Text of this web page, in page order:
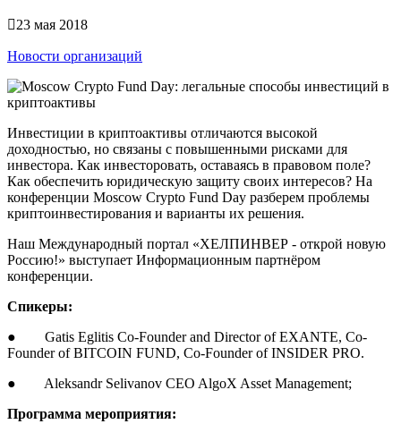
23 мая 2018
Новости организаций
Инвестиции в криптоактивы отличаются высокой
доходностью, но связаны с повышенными рисками для
инвестора. Как инвесторовать, оставаясь в правовом поле?
Как обеспечить юридическую защиту своих интересов? На
конференции Moscow Crypto Fund Day разберем проблемы
криптоинвестирования и варианты их решения.
Наш Международный портал «ХЕЛПИНВЕР - открой новую
Россию!» выступает Информационным партнёром
конференции.
Спикеры:
● Gatis Eglitis Co-Founder and Director of EXANTE, Co-
Founder of BITCOIN FUND, Co-Founder of INSIDER PRO.
● Aleksandr Selivanov CEO AlgoX Asset Management;
Программа мероприятия: